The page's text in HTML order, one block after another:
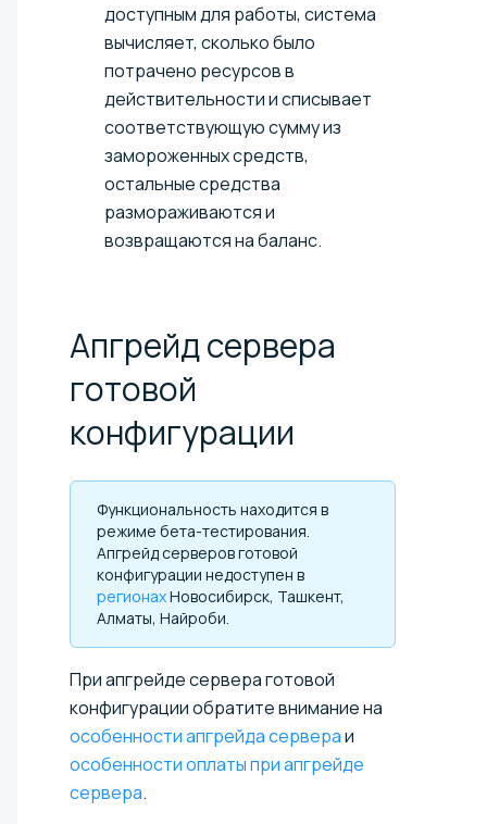
доступным для работы, система
вычисляет, сколько было
потрачено ресурсов в
действительности и списывает
соответствующую сумму из
замороженных средств,
остальные средства
размораживаются и
возвращаются на баланс.
Апгрейд сервера
готовой
конфигурации
Функциональность находится в
режиме бета-тестирования.
Апгрейд серверов готовой
конфигурации недоступен в
регионахНовосибирск, Ташкент,
Алматы, Найроби.
При апгрейде сервера готовой
конфигурации обратите внимание на
особенности апгрейда сервераи
особенности оплаты при апгрейде
сервера.